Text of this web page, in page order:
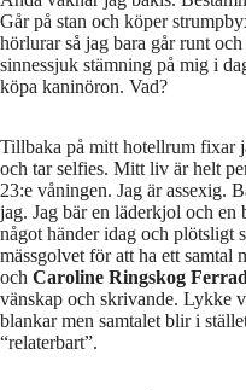
Går på stan och köper
hörlurar så jag bara går runt
sinnessjuk stämning på mig i
köpa kaninöron. Vad?
Tillbaka på mitt hotellrum fixar
och tar selfies. Mitt liv är helt
23:e våningen. Jag är assexig.
jag. Jag bär en läderkjol och
något händer idag och plötsligt
mässgolvet för att ha ett samtal
och Caroline Ringskog
vänskap och skrivande. Lykke
blankar men samtalet blir i
“relaterbart”.